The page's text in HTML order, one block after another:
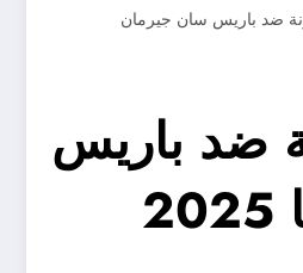
ضد باريس سان جيرمان
ضد باريس